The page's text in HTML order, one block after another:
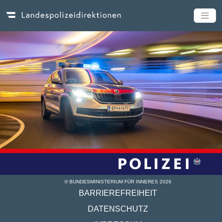
© BUNDESMINISTERIUM FÜR INNERES 2026
BARRIEREFREIHEIT
DATENSCHUTZ